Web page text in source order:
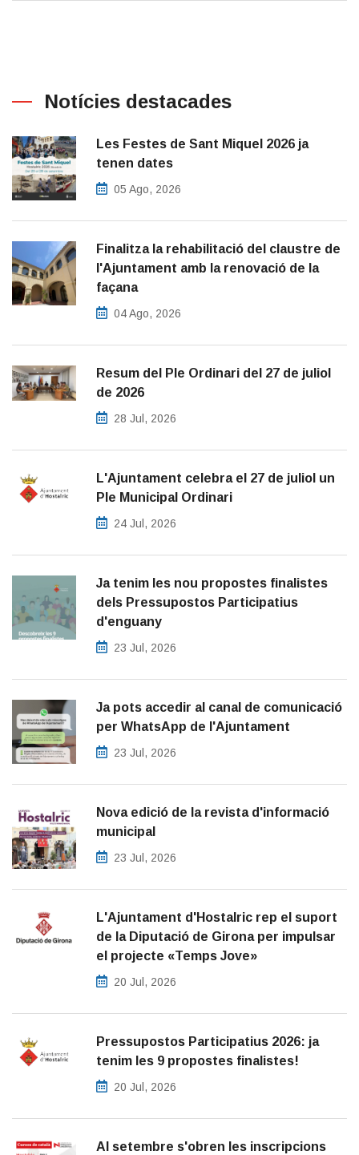
Notícies destacades
Les Festes de Sant Miquel 2026 ja
tenen dates
05 Ago, 2026
Finalitza la rehabilitació del claustre de
l'Ajuntament amb la renovació de la
façana
04 Ago, 2026
Resum del Ple Ordinari del 27 de juliol
de 2026
28 Jul, 2026
L'Ajuntament celebra el 27 de juliol un
Ple Municipal Ordinari
24 Jul, 2026
Ja tenim les nou propostes finalistes
dels Pressupostos Participatius
d'enguany
23 Jul, 2026
Ja pots accedir al canal de comunicació
per WhatsApp de l'Ajuntament
23 Jul, 2026
Nova edició de la revista d'informació
municipal
23 Jul, 2026
L'Ajuntament d'Hostalric rep el suport
de la Diputació de Girona per impulsar
el projecte «Temps Jove»
20 Jul, 2026
Pressupostos Participatius 2026: ja
tenim les 9 propostes finalistes!
20 Jul, 2026
Al setembre s'obren les inscripcions